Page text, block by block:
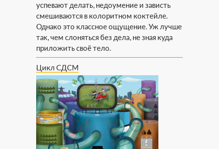
успевают делать, недоумение и зависть
смешиваются в колоритном коктейле.
Однако это классное ощущение. Уж лучше
так, чем слоняться без дела, не зная куда
приложить своё тело.
Цикл СДСМ